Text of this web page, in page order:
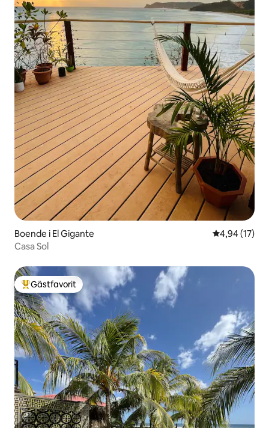
Boende i El Gigante 4,94 av 5 i
4,94 (17)
Casa Sol
Populär gästfavorit
Gästfavorit